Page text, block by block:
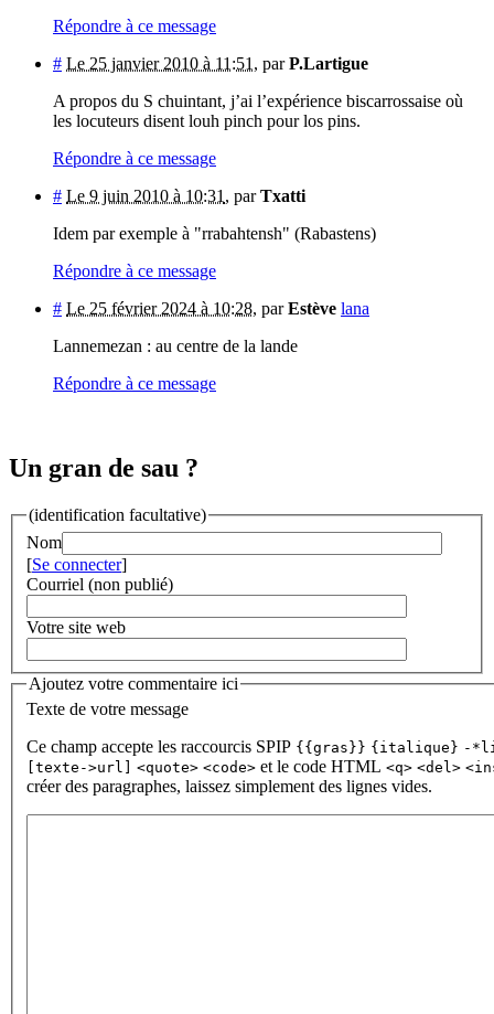
Répondre à ce message
# Le 25 janvier 2010 à 11:51 , parP.Lartigue
A propos du S chuintant, j’ai l’expérience biscarrossaise où
les locuteurs disent louh pinch pour los pins.
Répondre à ce message
# Le 9 juin 2010 à 10:31 , parTxatti
Idem par exemple à "rrabahtensh" (Rabastens)
Répondre à ce message
# Le 25 février 2024 à 10:28, parEstève lana
Lannemezan : au centre de la lande
Répondre à ce message
Un gran de sau ?
(identification facultative)
Nom
[Se connecter]
Courriel (non publié)
Votre site web
Ajoutez votre commentaire ici
Texte de votre message
Ce champ accepte les raccourcis SPIP {{gras}} {italique} -
[texte->url]
<quote> <code> et le code HTML <q> <del>
créer des paragraphes, laissez simplement des lignes vides.